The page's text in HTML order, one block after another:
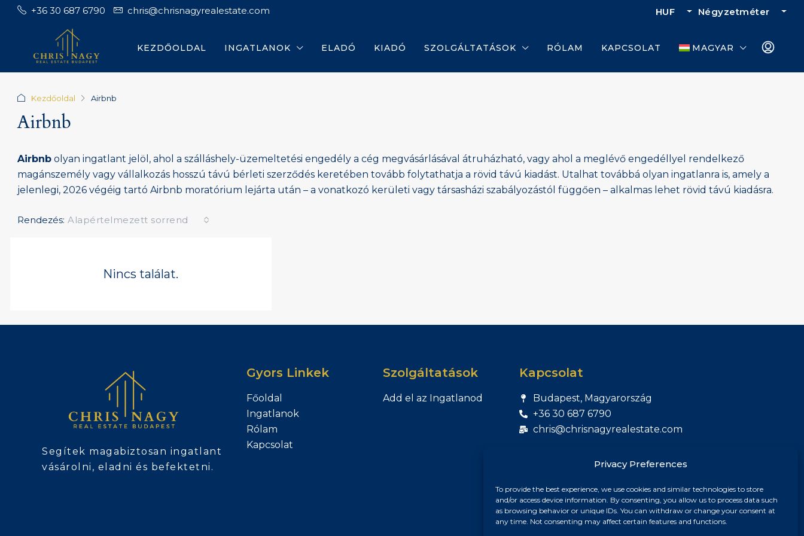
Privacy Preferences
To provide the best experience, we use cookies and similar technologies to store
and/or access device information. By consenting, you allow us to process data such
as browsing behavior or unique IDs. You can withdraw or change your consent at
any time. Not consenting may affect certain features and functions.
+36 30 687 6790 chris@chrisnagyrealestate.com HUF Négyzetméter
KEZDŐOLDAL INGATLANOK ELADÓ KIADÓ SZOLGÁLTATÁSOK RÓLAM KAPCSOLAT MAGYAR
Kezdőoldal Airbnb
Airbnb
Airbnb olyan ingatlant jelöl, ahol a szálláshely-üzemeltetési engedély a cég megvásárlásával átruházható, vagy ahol a meglévő engedéllyel rendelkező
magánszemély vagy vállalkozás hosszú távú bérleti szerződés keretében tovább folytathatja a rövid távú kiadást. Utalhat továbbá olyan ingatlanra is, amely a
jelenlegi, 2026 végéig tartó Airbnb moratórium lejárta után – a vonatkozó kerületi vagy társasházi szabályozástól függően – alkalmas lehet rövid távú kiadásra.
Rendezés: Alapértelmezett sorrend
Nincs találat.
Segítek magabiztosan ingatlant
vásárolni, eladni és befektetni.
Gyors Linkek
Főoldal
Ingatlanok
Rólam
Kapcsolat
Szolgáltatások
Add el az Ingatlanod
Kapcsolat
Budapest, Magyarország
+36 30 687 6790
chris@chrisnagyrealestate.com